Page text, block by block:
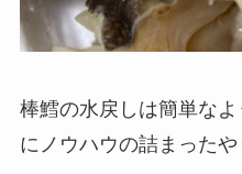
棒鱈の水戻しは簡単な
にノウハウの詰まったや